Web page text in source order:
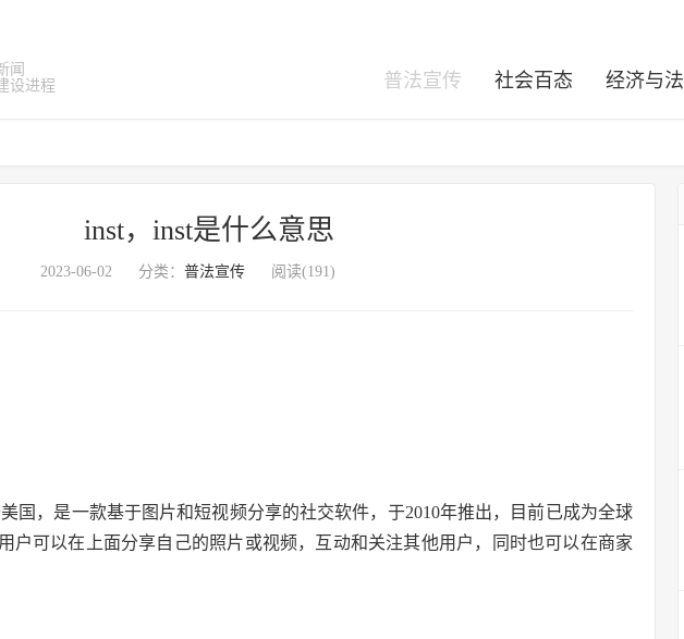
闻
设进程
普法宣传 社会百态 经济与法
inst，inst是什么意思
2023-06-02 分类： 普法宣传 阅读(191)
美国，是一款基于图片和短视频分享的社交软件，于2010年推出，目前已成为全球
户可以在上面分享自己的照片或视频，互动和关注其他用户，同时也可以在商家